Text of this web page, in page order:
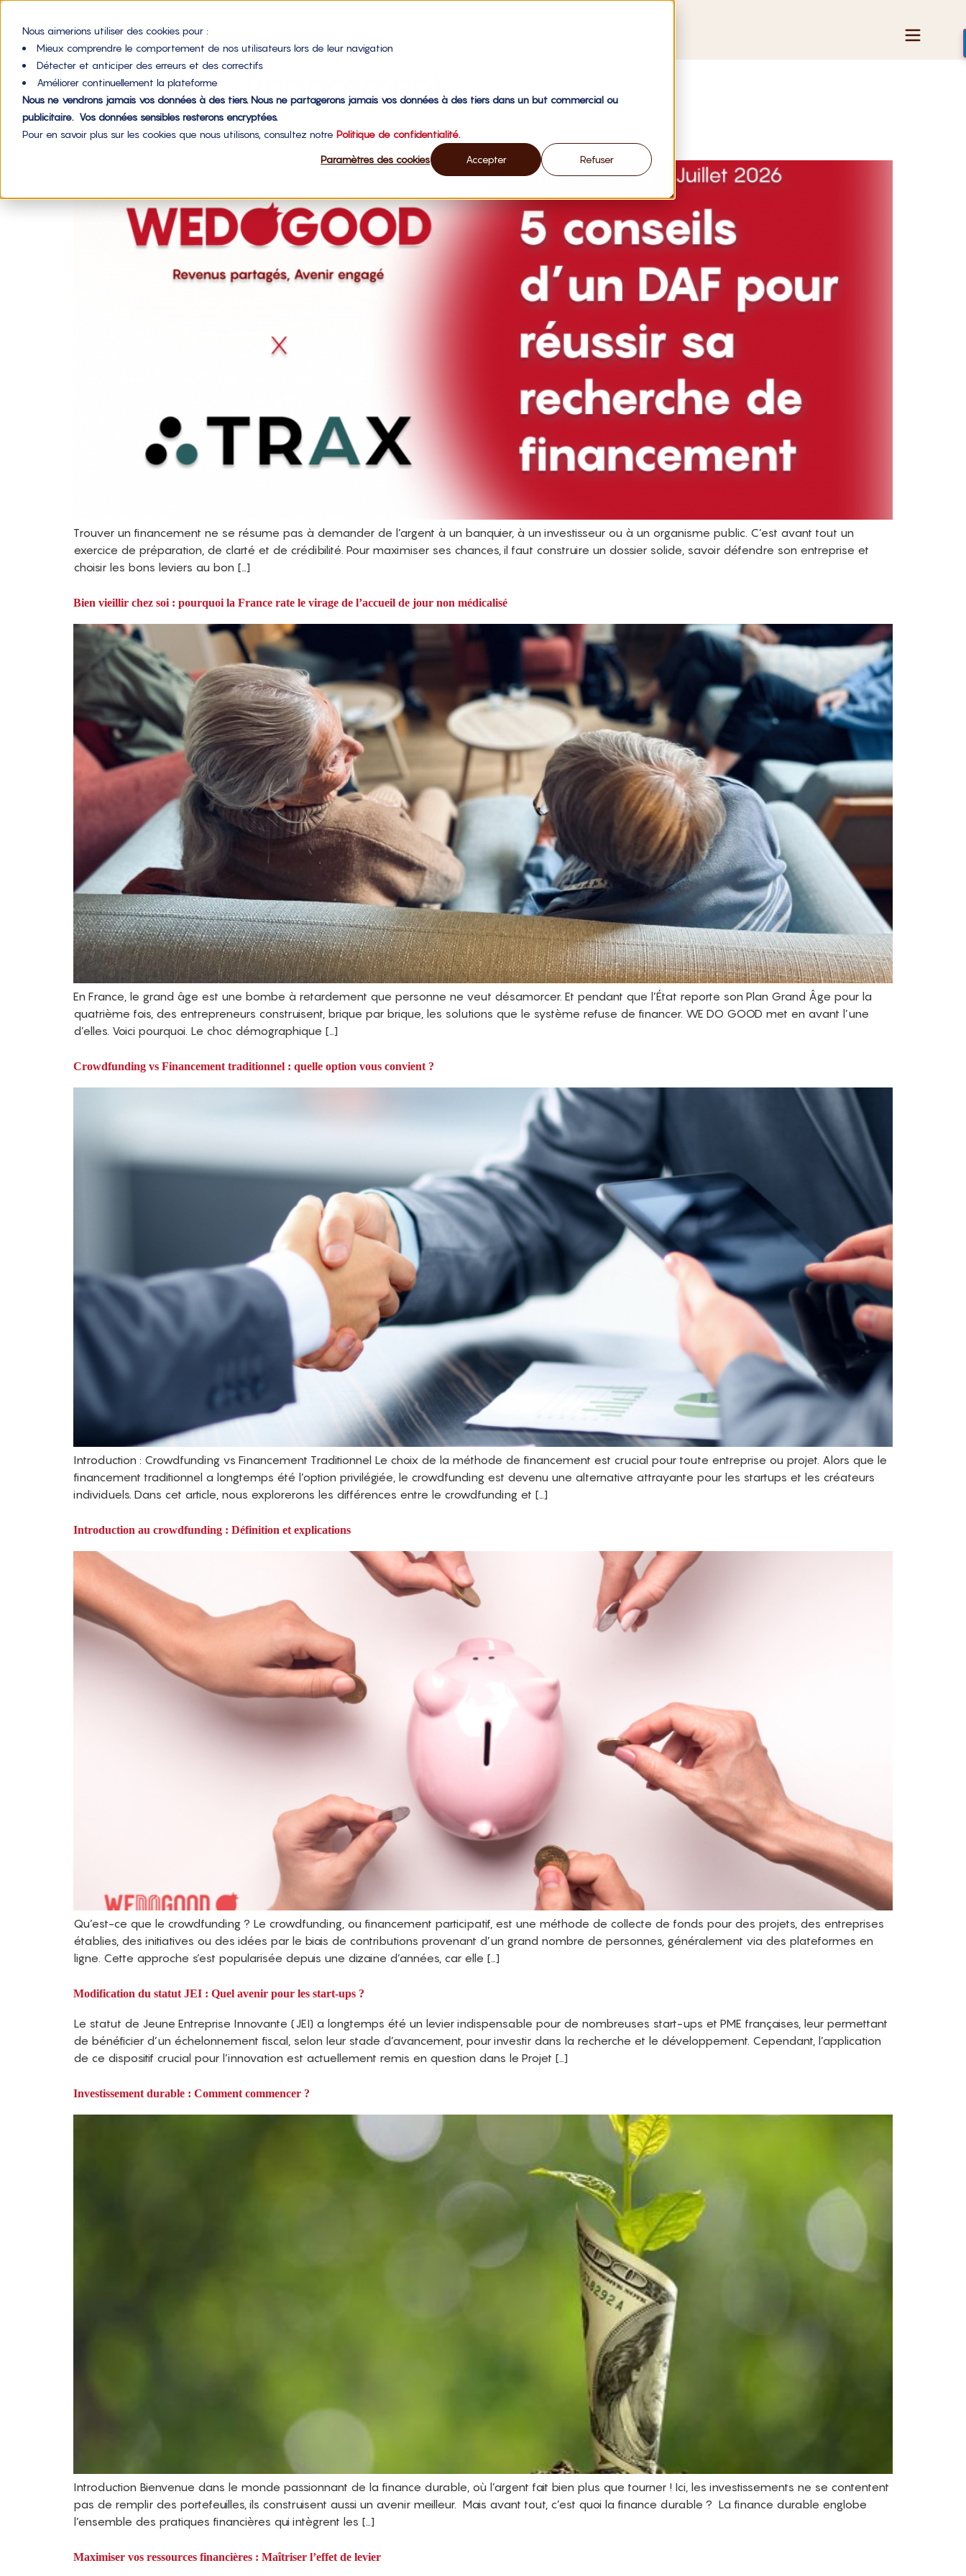
Nous aimerions utiliser des cookies pour :
Mieux comprendre le comportement de nos utilisateurs lors de leur navigation
Détecter et anticiper des erreurs et des correctifs
Améliorer continuellement la plateforme
Nous ne vendrons jamais vos données à des tiers. Nous ne partagerons jamais vos données à des tiers dans un but commercial ou
publicitaire. Vos données sensibles resterons encryptées.
Pour en savoir plus sur les cookies que nous utilisons, consultez notre Politique de confidentialité.
Paramètres des cookies Accepter Refuser
Étiquette : financement
5 conseils d’un DAF pour réussir sa recherche de financement
Trouver un financement ne se résume pas à demander de l’argent à un banquier, à un investisseur ou à un organisme public. C’est avant tout un
exercice de préparation, de clarté et de crédibilité. Pour maximiser ses chances, il faut construire un dossier solide, savoir défendre son entreprise et
choisir les bons leviers au bon […]
Bien vieillir chez soi : pourquoi la France rate le virage de l’accueil de jour non médicalisé
En France, le grand âge est une bombe à retardement que personne ne veut désamorcer. Et pendant que l’État reporte son Plan Grand Âge pour la
quatrième fois, des entrepreneurs construisent, brique par brique, les solutions que le système refuse de financer. WE DO GOOD met en avant l’une
d’elles. Voici pourquoi. Le choc démographique […]
Crowdfunding vs Financement traditionnel : quelle option vous convient ?
Introduction : Crowdfunding vs Financement Traditionnel Le choix de la méthode de financement est crucial pour toute entreprise ou projet. Alors que le
financement traditionnel a longtemps été l’option privilégiée, le crowdfunding est devenu une alternative attrayante pour les startups et les créateurs
individuels. Dans cet article, nous explorerons les différences entre le crowdfunding et […]
Introduction au crowdfunding : Définition et explications
Qu’est-ce que le crowdfunding ? Le crowdfunding, ou financement participatif, est une méthode de collecte de fonds pour des projets, des entreprises
établies, des initiatives ou des idées par le biais de contributions provenant d’un grand nombre de personnes, généralement via des plateformes en
ligne. Cette approche s’est popularisée depuis une dizaine d’années, car elle […]
Modification du statut JEI : Quel avenir pour les start-ups ?
Le statut de Jeune Entreprise Innovante (JEI) a longtemps été un levier indispensable pour de nombreuses start-ups et PME françaises, leur permettant
de bénéficier d’un échelonnement fiscal, selon leur stade d’avancement, pour investir dans la recherche et le développement. Cependant, l’application
de ce dispositif crucial pour l’innovation est actuellement remis en question dans le Projet […]
Investissement durable : Comment commencer ?
Introduction Bienvenue dans le monde passionnant de la finance durable, où l’argent fait bien plus que tourner ! Ici, les investissements ne se contentent
pas de remplir des portefeuilles, ils construisent aussi un avenir meilleur. Mais avant tout, c’est quoi la finance durable ? La finance durable englobe
l’ensemble des pratiques financières qui intègrent les […]
Maximiser vos ressources financières : Maîtriser l’effet de levier